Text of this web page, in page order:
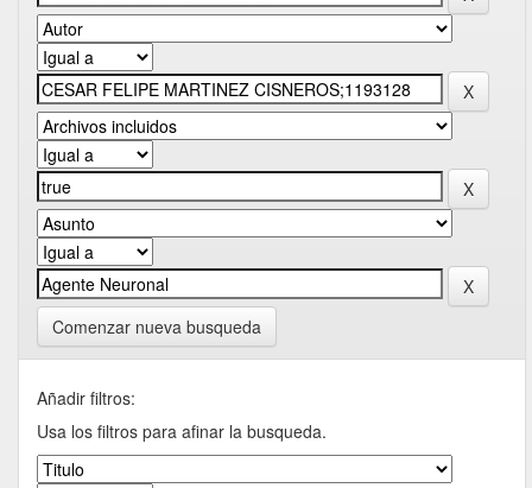
Comenzar nueva busqueda
Añadir filtros:
Usa los filtros para afinar la busqueda.